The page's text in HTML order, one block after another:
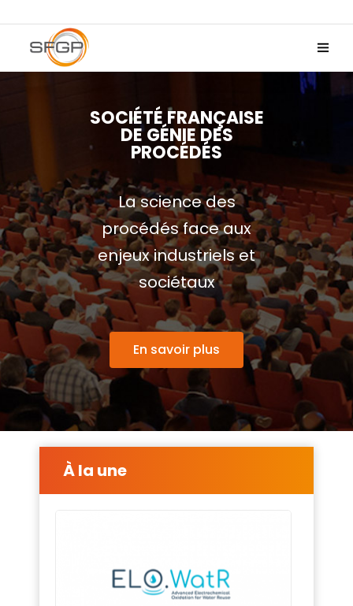
SOCIÉTÉ FRANÇAISE
DE GÉNIE DES
PROCÉDÉS
La science des
procédés face aux
enjeux industriels et
sociétaux
En savoir plus
À la une